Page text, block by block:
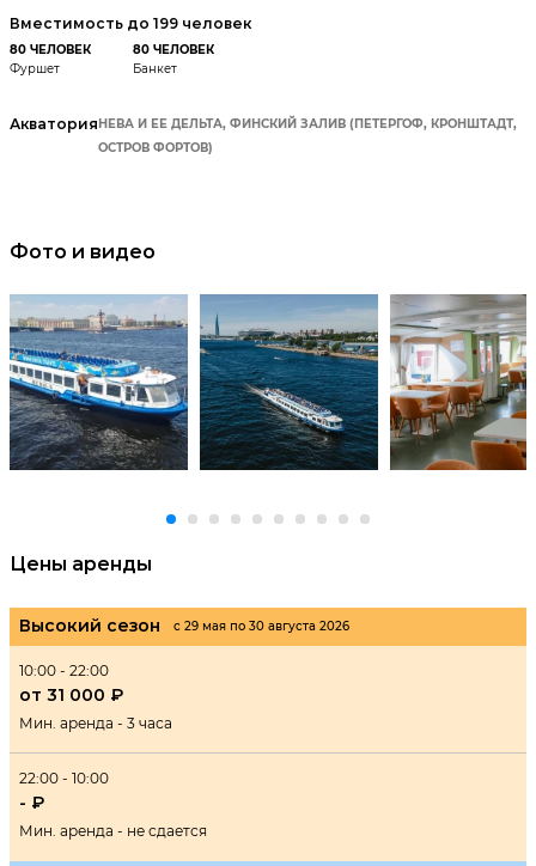
Вместимость до 199 человек
80 ЧЕЛОВЕК
Фуршет
80 ЧЕЛОВЕК
Банкет
АкваторияНЕВА И ЕЕ ДЕЛЬТА, ФИНСКИЙ ЗАЛИВ (ПЕТЕРГОФ, КРОНШТАДТ,
ОСТРОВ ФОРТОВ)
Фото и видео
Цены аренды
Высокий сезон с 29 мая по 30 августа 2026
10:00 - 22:00
от 31 000 ₽
Мин. аренда - 3 часа
22:00 - 10:00
- ₽
Мин. аренда - не сдается